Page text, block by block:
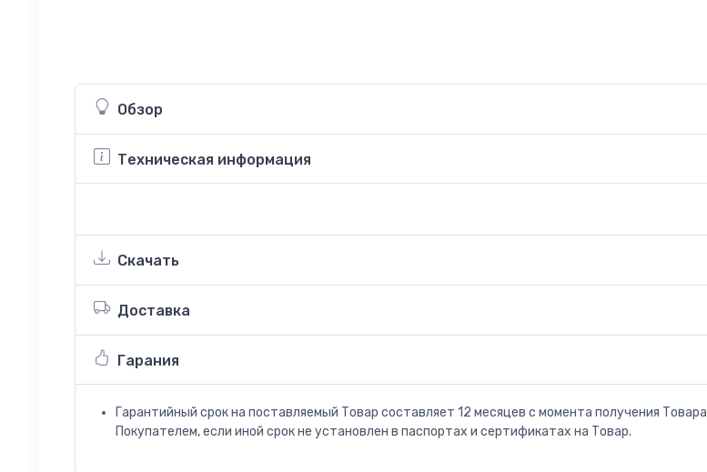
Обзор
Техническая информация
Скачать
Доставка
Гарания
Гарантийный срок на поставляемый Товар составляет 12 месяцев с момента получения Товара
Покупателем, если иной срок не установлен в паспортах и сертификатах на Товар.